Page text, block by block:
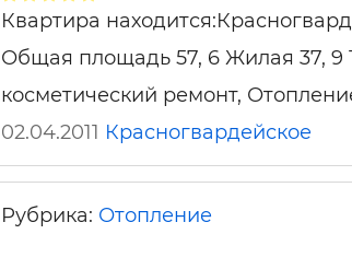
Квартира
Общая площадь 57, 6 Жилая 37, 9
косметический ремонт,
02.04.2011 Красногвардейское
Рубрика: Отопление